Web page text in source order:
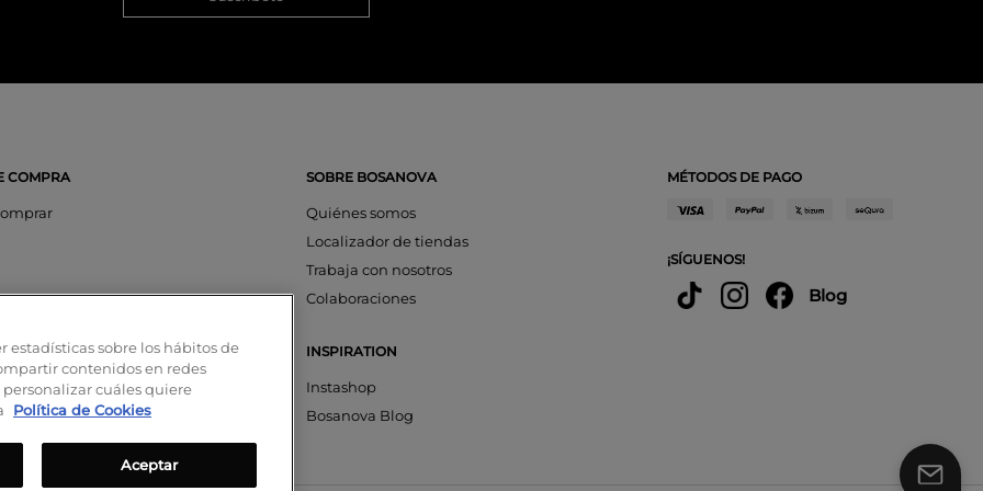
COMPRA
SeQura
SOBRE BOSANOVA
Quiénes somos
Localizador de tiendas
Trabaja con nosotros
Colaboraciones
INSPIRATION
Instashop
Bosanova Blog
MÉTODOS DE PAGO
¡SÍGUENOS!
Blog
estadísticas sobre los hábitos de
contenidos en redes
personalizar cuáles quiere
Política de Cookies
Aceptar